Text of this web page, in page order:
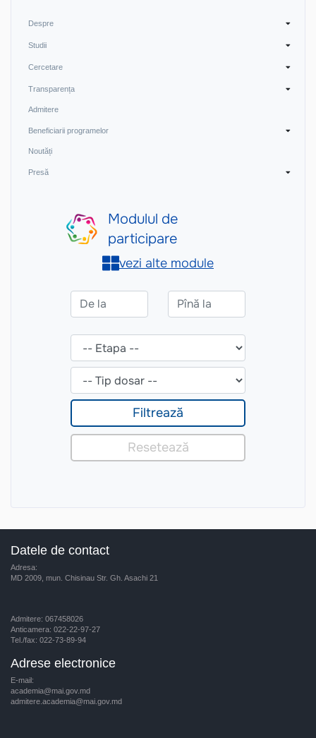
Despre
Studii
Cercetare
Transparența
Admitere
Beneficiarii programelor
Noutăți
Presă
Datele de contact
Adresa:
MD 2009, mun. Chisinau Str. Gh. Asachi 21
Admitere: 067458026
Anticamera: 022-22-97-27
Tel./fax: 022-73-89-94
Adrese electronice
E-mail:
academia@mai.gov.md
admitere.academia@mai.gov.md